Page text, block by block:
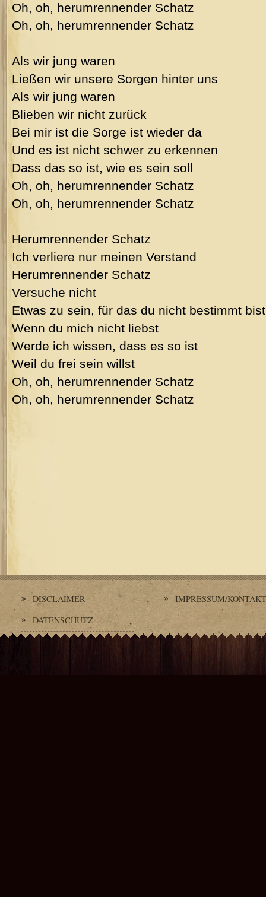
Oh, oh, herumrennender Schatz
Oh, oh, herumrennender Schatz
Als wir jung waren
Ließen wir unsere Sorgen hinter uns
Als wir jung waren
Blieben wir nicht zurück
Bei mir ist die Sorge ist wieder da
Und es ist nicht schwer zu erkennen
Dass das so ist, wie es sein soll
Oh, oh, herumrennender Schatz
Oh, oh, herumrennender Schatz
Herumrennender Schatz
Ich verliere nur meinen Verstand
Herumrennender Schatz
Versuche nicht
Etwas zu sein, für das du nicht bestimmt bist
Wenn du mich nicht liebst
Werde ich wissen, dass es so ist
Weil du frei sein willst
Oh, oh, herumrennender Schatz
Oh, oh, herumrennender Schatz
DISCLAIMER
DATENSCHUTZ
IMPRESSUM/KONTAKT